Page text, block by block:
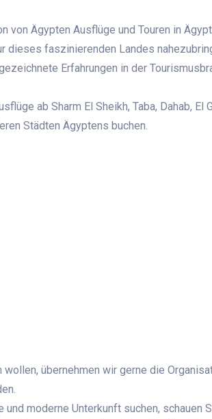
von Ägypten Ausflüge und Touren in
dieses faszinierenden Landes
Erfahrungen in der
ab Sharm El Sheikh, Taba, Dahab, El
Städten Ägyptens buchen.
übernehmen wir gerne die
moderne Unterkunft suchen, schauen